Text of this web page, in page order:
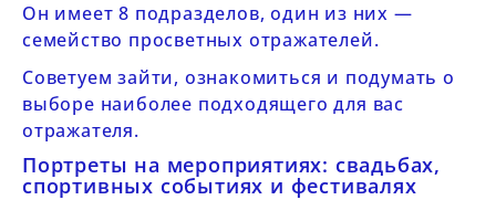
Он имеет 8 подразделов, один из них —
семейство просветных отражателей.
Советуем зайти, ознакомиться и подумать о
выборе наиболее подходящего для вас
отражателя.
Портреты на мероприятиях: свадьбах,
спортивных событиях и фестивалях